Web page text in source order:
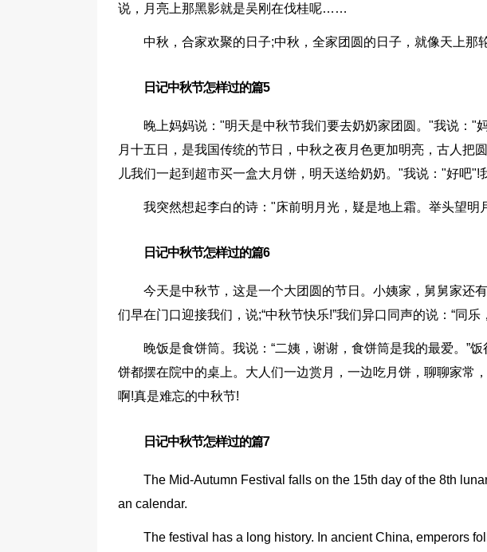
说，月亮上那黑影就是吴刚在伐桂呢……
中秋，合家欢聚的日子;中秋，全家团圆的日子，就像天上
日记中秋节怎样过的篇5
晚上妈妈说："明天是中秋节我们要去奶奶家团圆。"我说："
月十五日，是我国传统的节日，中秋之夜月色更加明亮，古人把
儿我们一起到超市买一盒大月饼，明天送给奶奶。"我说："好吧"!
我突然想起李白的诗："床前明月光，疑是地上霜。举头望明
日记中秋节怎样过的篇6
今天是中秋节，这是一个大团圆的节日。小姨家，舅舅家还
们早在门口迎接我们，说;“中秋节快乐!”我们异口同声的说：“同乐
晚饭是食饼筒。我说：“二姨，谢谢，食饼筒是我的最爱。”
饼都摆在院中的桌上。大人们一边赏月，一边吃月饼，聊聊家常
啊!真是难忘的中秋节!
日记中秋节怎样过的篇7
The Mid-Autumn Festival falls on the 15th day of the 8th
an calendar.
The festival has a long history. In ancient China, emperors